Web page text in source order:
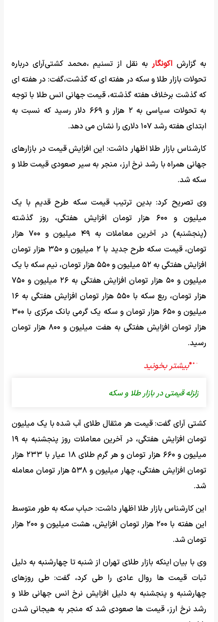
به گزارش اکونگاربه نقل از تسنیم ،محمد کشتی‌آرای درباره
تحولات بازار طلا و سکه در هفته ای که گذشت،گفت: در هفته ای
که گذشت برخلاف هفته گذشته، قیمت جهانی انس طلا با توجه
به تحولات سیاسی به ۲ هزار و ۶۶۹ دلار رسید که نسبت به
ابتدای هفته رشد ۱۰۷ دلاری را نشان می دهد.
کارشناس بازار طلا اظهار داشت: این افزایش قیمت در بازارهای
جهانی همراه با رشد نرخ ارز، منجر به سیر صعودی قیمت طلا و
سکه شد.
وی تصریح کرد: بدین ترتیب قیمت سکه طرح قدیم با یک
میلیون و ۶۰۰ هزار تومان افزایش هفتگی، روز گذشته
(پنجشنبه) در آخرین معاملات به ۴۹ میلیون و ۷۰۰ هزار
تومان، قیمت سکه طرح جدید با ۲ میلیون و ۳۵۰ هزار تومان
افزایش هفتگی به ۵۲ میلیون و ۵۵۰ هزار تومان، نیم سکه با یک
میلیون و ۵۰ هزار تومان افزایش هفتگی به ۲۶ میلیون و ۷۵۰
هزار تومان، ربع سکه با ۵۵۰ هزار تومان افزایش هفتگی به ۱۶
میلیون و ۶۵۰ هزار تومان و سکه یک گرمی بانک مرکزی با ۳۰۰
هزار تومان افزایش هفتگی به هفت میلیون و ۸۰۰ هزار تومان
رسید.
زلزله قیمتی در بازار طلا و سکه
کشتی آرای گفت: قیمت هر مثقال طلای آب شده با یک میلیون
تومان افزایش هفتگی، در آخرین معاملات روز پنجشنبه به ۱۹
میلیون و ۶۶۰ هزار تومان و هر گرم طلای ۱۸ عیار با ۲۳۳ هزار
تومان افزایش هفتگی، چهار میلیون و ۵۳۸ هزار تومان معامله
شد.
این کارشناس بازار طلا اظهار داشت: حباب سکه به طور متوسط
این هفته با ۲۰۰ هزار تومان افزایش، هشت میلیون و ۲۰۰ هزار
تومان شد.
وی با بیان اینکه بازار طلای تهران از شنبه تا چهارشنبه به دلیل
ثبات قیمت ها روال عادی را طی کرد، گفت: طی روزهای
چهارشنبه و پنجشنبه به دلیل افزایش نرخ انس جهانی طلا و
رشد نرخ ارز، قیمت ها صعودی شد که منجر به هیجانی شدن